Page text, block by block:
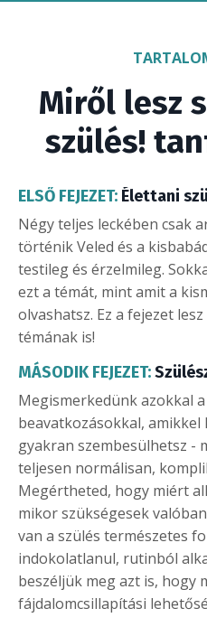
Miről lesz
szülés!
ELSŐ FEJEZET: Élettani
Négy teljes leckében csak
történik Veled és a
testileg és érzelmileg.
ezt a témát, mint amit a
olvashatsz. Ez a fejezet
témának is!
MÁSODIK FEJEZET:
Megismerkedünk azokkal
beavatkozásokkal,
gyakran szembesülhetsz -
teljesen normálisan,
Megértheted, hogy miért
mikor szükségesek
van a szülés természetes
indokolatlanul, rutinból
beszéljük meg azt is, hogy
fájdalomcsillapítási